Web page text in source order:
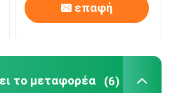
επαφή
το μεταφορέα (6)